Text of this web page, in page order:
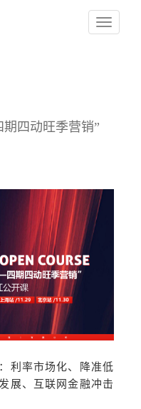
Toggle
四动旺季营销”
利率市场化、降准低
展、互联网金融冲击